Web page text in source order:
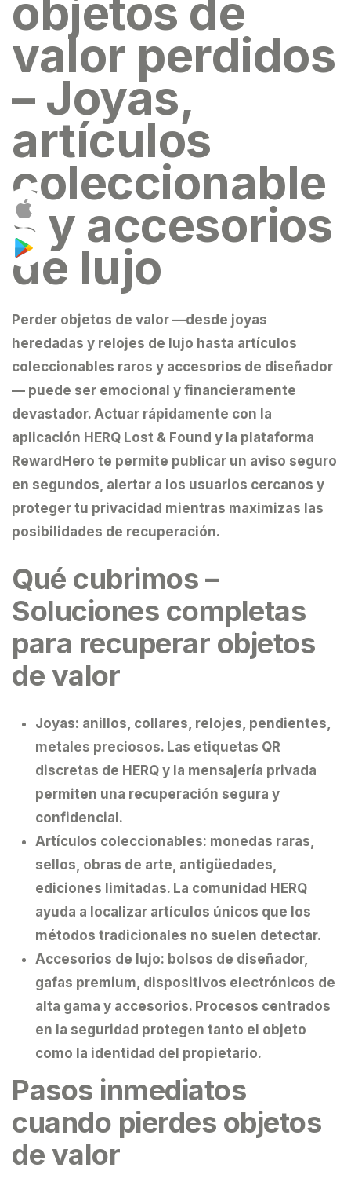
objetos de
valor perdidos
– Joyas,
artículos
coleccionable
s y accesorios
de lujo
Perder objetos de valor —desde joyas
heredadas y relojes de lujo hasta artículos
coleccionables raros y accesorios de diseñador
— puede ser emocional y financieramente
devastador. Actuar rápidamente con la
aplicación HERQ Lost & Found y la plataforma
RewardHero te permite publicar un aviso seguro
en segundos, alertar a los usuarios cercanos y
proteger tu privacidad mientras maximizas las
posibilidades de recuperación.
Qué cubrimos –
Soluciones completas
para recuperar objetos
de valor
Joyas: anillos, collares, relojes, pendientes,
metales preciosos. Las etiquetas QR
discretas de HERQ y la mensajería privada
permiten una recuperación segura y
confidencial.
Artículos coleccionables: monedas raras,
sellos, obras de arte, antigüedades,
ediciones limitadas. La comunidad HERQ
ayuda a localizar artículos únicos que los
métodos tradicionales no suelen detectar.
Accesorios de lujo: bolsos de diseñador,
gafas premium, dispositivos electrónicos de
alta gama y accesorios. Procesos centrados
en la seguridad protegen tanto el objeto
como la identidad del propietario.
Pasos inmediatos
cuando pierdes objetos
de valor